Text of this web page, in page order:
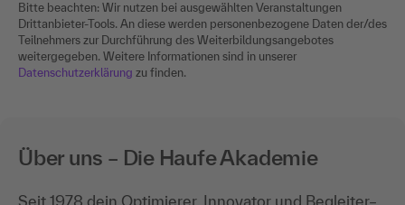
Bitte beachten: Wir nutzen bei ausgewählten Veranstaltungen
Drittanbieter-Tools. An diese werden personenbezogene Daten der/des
Teilnehmers zur Durchführung des Weiterbildungsangebotes
weitergegeben. Weitere Informationen sind in unserer
Datenschutzerklärung zu finden.
Über uns – Die Haufe Akademie
Seit 1978 dein Optimierer, Innovator und Begleiter–